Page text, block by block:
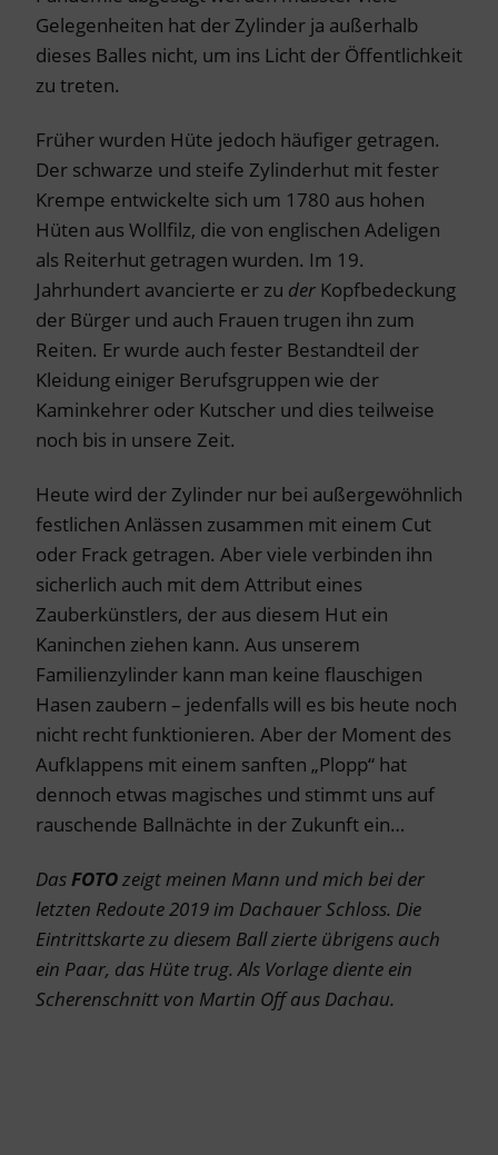
Gelegenheiten hat der Zylinder ja außerhalb
dieses Balles nicht, um ins Licht der Öffentlichkeit
zu treten.
Früher wurden Hüte jedoch häufiger getragen.
Der schwarze und steife Zylinderhut mit fester
Krempe entwickelte sich um 1780 aus hohen
Hüten aus Wollfilz, die von englischen Adeligen
als Reiterhut getragen wurden. Im 19.
Jahrhundert avancierte er zu der Kopfbedeckung
der Bürger und auch Frauen trugen ihn zum
Reiten. Er wurde auch fester Bestandteil der
Kleidung einiger Berufsgruppen wie der
Kaminkehrer oder Kutscher und dies teilweise
noch bis in unsere Zeit.
Heute wird der Zylinder nur bei außergewöhnlich
festlichen Anlässen zusammen mit einem Cut
oder Frack getragen. Aber viele verbinden ihn
sicherlich auch mit dem Attribut eines
Zauberkünstlers, der aus diesem Hut ein
Kaninchen ziehen kann. Aus unserem
Familienzylinder kann man keine flauschigen
Hasen zaubern – jedenfalls will es bis heute noch
nicht recht funktionieren. Aber der Moment des
Aufklappens mit einem sanften „Plopp“ hat
dennoch etwas magisches und stimmt uns auf
rauschende Ballnächte in der Zukunft ein…
Das FOTOzeigt meinen Mann und mich bei der
letzten Redoute 2019 im Dachauer Schloss. Die
Eintrittskarte zu diesem Ball zierte übrigens auch
ein Paar, das Hüte trug. Als Vorlage diente ein
Scherenschnitt von Martin Off aus Dachau.